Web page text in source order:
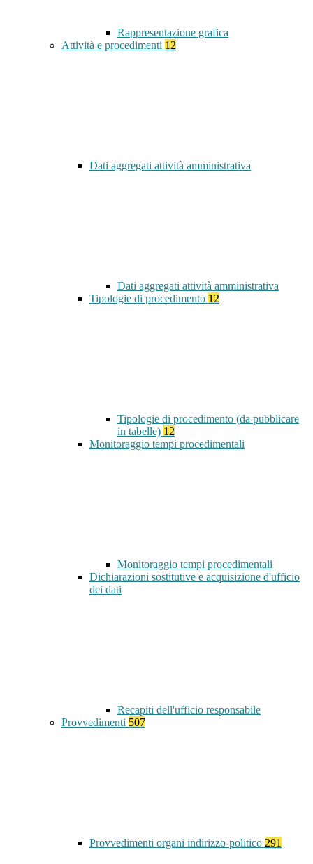
Rappresentazione grafica
Attività e procedimenti 12
Dati aggregati attività amministrativa
Dati aggregati attività amministrativa
Tipologie di procedimento 12
Tipologie di procedimento (da pubblicare
in tabelle) 12
Monitoraggio tempi procedimentali
Monitoraggio tempi procedimentali
Dichiarazioni sostitutive e acquisizione d'ufficio
dei dati
Recapiti dell'ufficio responsabile
Provvedimenti 507
Provvedimenti organi indirizzo-politico 291